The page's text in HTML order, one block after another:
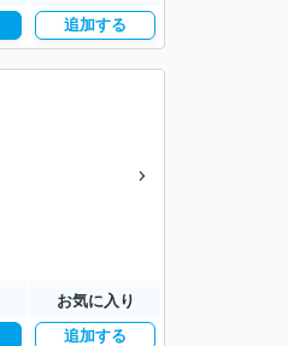
追加する
お気に入り
追加する